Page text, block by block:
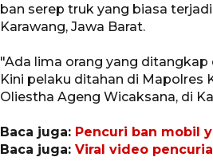
ban serep truk yang biasa
Karawang, Jawa Barat.
"Ada lima orang yang
Kini pelaku ditahan di Mapolres
Oliestha Ageng Wicaksana, di
Baca juga: Pencuri ban mobil
Baca juga: Viral video